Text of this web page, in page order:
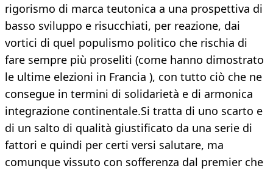
rigorismo di marca teutonica a una prospettiva di
basso sviluppo e risucchiati, per reazione, dai
vortici di quel populismo politico che rischia di
fare sempre più proseliti (come hanno dimostrato
le ultime elezioni in Francia ), con tutto ciò che ne
consegue in termini di solidarietà e di armonica
integrazione continentale.Si tratta di uno scarto e
di un salto di qualità giustificato da una serie di
fattori e quindi per certi versi salutare, ma
comunque vissuto con sofferenza dal premier che